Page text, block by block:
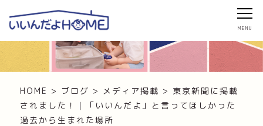
ブログ・お知らせ
HOME > ブログ > メディア掲載 > 東京新聞に掲載
されました！｜「いいんだよ」と言ってほしかった
過去から生まれた場所